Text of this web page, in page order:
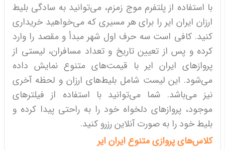
با استفاده از پلتفرم موج زمزم، می‌توانید به سادگی بلیط
ارزان ایران ایر را برای هر مسیری که می‌خواهید خریداری
کنید. کافی است سه حرف اول شهر مبدأ و مقصد را وارد
کرده و پس از تعیین تاریخ و تعداد مسافران، لیستی از
پروازهای ایران ایر با قیمت‌های متنوع نمایش داده
می‌شود. این لیست شامل بلیط‌های ارزان و لحظه آخری
نیز می‌باشد. شما می‌توانید با استفاده از فیلترهای
موجود، پروازهای دلخواه خود را به راحتی پیدا کرده و
بلیط خود را به صورت آنلاین رزرو کنید.
کلاس‌های پروازی متنوع ایران ایر